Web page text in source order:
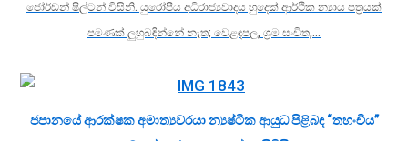
ජෝර්ඩන් ෂිල්ටන් විසිනි. යුරෝපීය අධිරාජ්‍යවාදය හුදෙක් ආර්ථික න්‍යාය පත්‍රයක්
පමණක් ලුහුබඳින්නේ නැත; වෙළඳපල, ශ්‍රම සංචිත,…
ජපානයේ ආරක්ෂක අමාත්‍යවරයා න්‍යෂ්ටික ආයුධ පිළිබඳ “තහංචිය”